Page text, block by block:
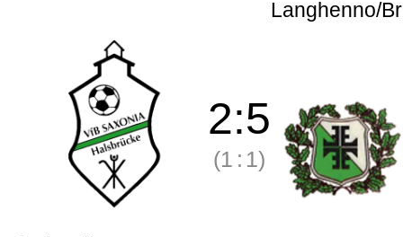
Langhenno/
2:5
(1 : 1)